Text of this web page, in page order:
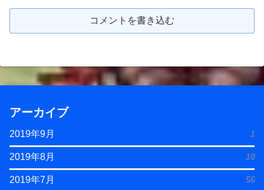
コメントを書き込む
アーカイブ
2019年9月 1
2019年8月 18
2019年7月 56